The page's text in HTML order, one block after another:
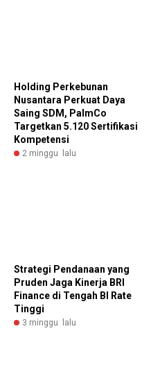
Holding Perkebunan
Nusantara Perkuat Daya
Saing SDM, PalmCo
Targetkan 5.120 Sertifikasi
Kompetensi
2 minggu lalu
Strategi Pendanaan yang
Pruden Jaga Kinerja BRI
Finance di Tengah BI Rate
Tinggi
3 minggu lalu